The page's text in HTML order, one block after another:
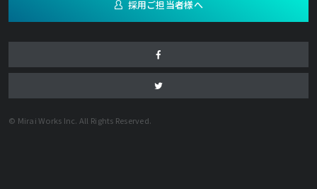
採用ご担当者様へ
© Mirai Works Inc. All Rights Reserved.